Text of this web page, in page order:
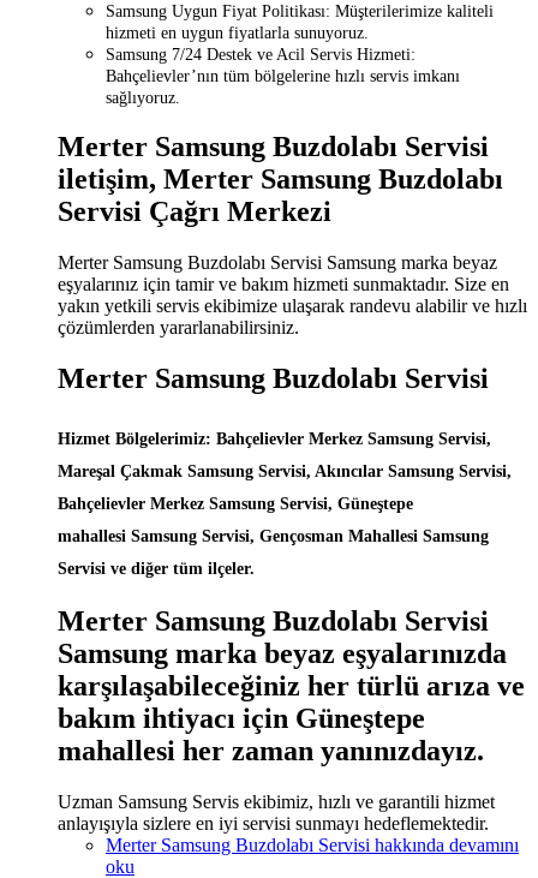
Samsung Uygun Fiyat Politikası: Müşterilerimize kaliteli
hizmeti en uygun fiyatlarla sunuyoruz.
Samsung 7/24 Destek ve Acil Servis Hizmeti:
Bahçelievler’nın tüm bölgelerine hızlı servis imkanı
sağlıyoruz.
Merter Samsung Buzdolabı Servisi
iletişim, Merter Samsung Buzdolabı
Servisi Çağrı Merkezi
Merter Samsung Buzdolabı Servisi Samsung marka beyaz
eşyalarınız için tamir ve bakım hizmeti sunmaktadır. Size en
yakın yetkili servis ekibimize ulaşarak randevu alabilir ve hızlı
çözümlerden yararlanabilirsiniz.
Merter Samsung Buzdolabı Servisi
Hizmet Bölgelerimiz: Bahçelievler Merkez Samsung Servisi,
Mareşal Çakmak Samsung Servisi, Akıncılar Samsung Servisi,
Bahçelievler Merkez Samsung Servisi, Güneştepe
mahallesi Samsung Servisi, Gençosman Mahallesi Samsung
Servisi ve diğer tüm ilçeler.
Merter Samsung Buzdolabı Servisi
Samsung marka beyaz eşyalarınızda
karşılaşabileceğiniz her türlü arıza ve
bakım ihtiyacı için Güneştepe
mahallesi her zaman yanınızdayız.
Uzman Samsung Servis ekibimiz, hızlı ve garantili hizmet
anlayışıyla sizlere en iyi servisi sunmayı hedeflemektedir.
Merter Samsung Buzdolabı Servisi hakkında devamını
oku